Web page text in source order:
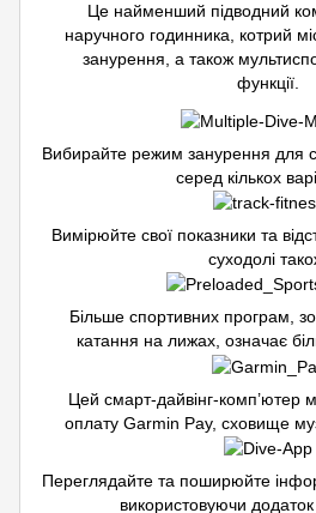
Це найменший підводний
наручного годинника, котрий
занурення, а також
функції.
Вибирайте режим занурення для
серед кількох
Вимірюйте свої показники та
суходолі
Більше спортивних програм,
катання на лижах, означає
Цей смарт-дайвінг-комп’ютер
оплату Garmin Pay, сховище
Переглядайте та поширюйте
використовуючи